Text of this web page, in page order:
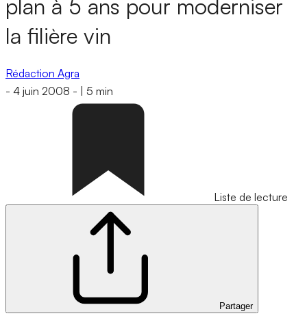
plan à 5 ans pour moderniser
la filière vin
Rédaction Agra
- 4 juin 2008 - 5 min
Liste de lecture
Partager